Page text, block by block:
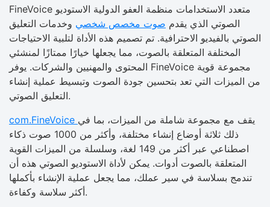
FineVoice متعدد الاستخدامات منظمة العفو الدولية الاستوديو
الصوتي الذي يقدم صوت مخصص شخصي وخدمات التعليق
الصوتي بالفيديو الاحترافية. تم تصميم هذه الأداة لتلبية الاحتياجات
المختلفة المتعلقة بالصوت، مما يجعلها خيارًا ممتازًا لمنشئي
المحتوى والمهنيين والشركات. يوفر FineVoice مجموعة قوية
من الميزات التي تعد بتحسين جودة الصوت وتبسيط عملية إنشاء
التعليق الصوتي.
com.FineVoice يقف مع مجموعة شاملة من الميزات، بما في
ذلك ثلاثة أوضاع إنشاء مختلفة، وأكثر من 1000 صوت ذكاء
اصطناعي عبر أكثر من 149 لغة، وسلسلة من الميزات القوية
المتعلقة بالصوت أدوات. يمكن لأداة الاستوديو الصوتي هذه أن
تندمج بسلاسة في سير عملك، مما يجعل عملية الإنشاء بأكملها
أكثر سلاسة وكفاءة.